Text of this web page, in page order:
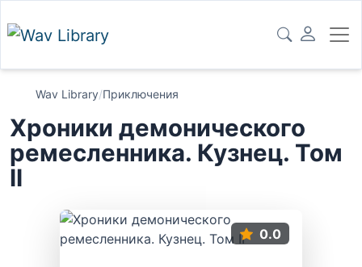
Wav Library/Приключения
Хроники демонического
ремесленника. Кузнец. Том
II
0.0